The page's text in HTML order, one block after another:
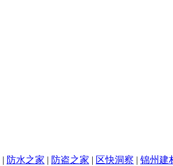
| 防水之家 | 防盗之家 | 区快洞察 | 锦州建